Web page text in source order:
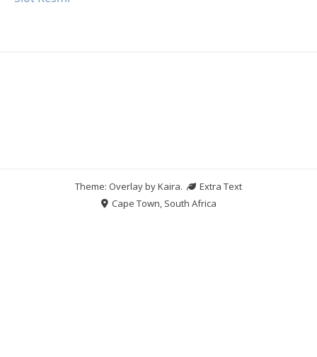
Theme: Overlay byKaira.
Extra Text
Cape Town, South Africa